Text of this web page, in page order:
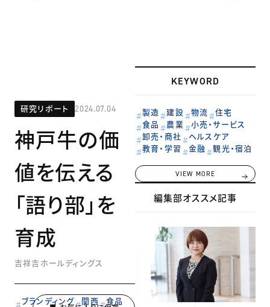
研究リポート 2024.07.04
神戸牛の価
値を伝える
「語り部」を
育成
吉祥吉ホールディングス
ブランディング 関西 食品
KEYWORD
製造 建設 物流
住宅
食品
農業
小売・サービス
卸売・商社
ヘルスケア
教育・学習
金融 観光・宿泊
VIEW MORE
編集部オススメ記事